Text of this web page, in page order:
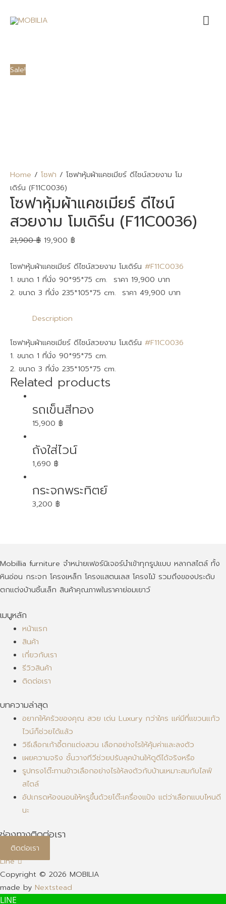
Sale!
Home / โซฟา / โซฟาหุ้มผ้าแคชเมียร์ ดีไซน์สวยงาม โม
เดิร์น (F11C0036)
โซฟาหุ้มผ้าแคชเมียร์ ดีไซน์
สวยงาม โมเดิร์น (F11C0036)
21,900฿ 19,900 ฿
โซฟาหุ้มผ้าแคชเมียร์ ดีไซน์สวยงาม โมเดิร์น #F11C0036
1. ขนาด 1 ที่นั่ง 90*95*75 cm. ราคา 19,900 บาท
2. ขนาด 3 ที่นั่ง 235*105*75 cm. ราคา 49,900 บาท
Description
โซฟาหุ้มผ้าแคชเมียร์ ดีไซน์สวยงาม โมเดิร์น #F11C0036
1. ขนาด 1 ที่นั่ง 90*95*75 cm.
2. ขนาด 3 ที่นั่ง 235*105*75 cm.
Related products
รถเข็นสีทอง
15,900 ฿
ถังใส่ไวน์
1,690 ฿
กระจกพระทิตย์
3,200 ฿
Mobillia furniture จำหน่ายเฟอร์นิเจอร์นำเข้าทุกรูปแบบ หลากสไตล์ ทั้ง
หินอ่อน กระจก โครงเหล็ก โครงแสตนเลส โครงไม้ รวมถึงของประดับ
ตกแต่งบ้านชิ้นเล็ก สินค้าคุณภาพในราคาย่อมเยาว์
เมนูหลัก
หน้าแรก
สินค้า
เกี่ยวกับเรา
รีวิวสินค้า
ติดต่อเรา
บทความล่าสุด
อยากให้ครัวของคุณ สวย เด่น Luxury กว่าใคร แค่มีที่แขวนแก้ว
ไวน์ก็ช่วยได้แล้ว
วิธีเลือกเก้าอี้ตกแต่งสวน เลือกอย่างไรให้คุ้มค่าและลงตัว
เผยความจริง ชั้นวางทีวีช่วยปรับลุคบ้านให้ดูดีได้จริงหรือ
รูปทรงโต๊ะทานข้าวเลือกอย่างไรให้ลงตัวกับบ้านเหมาะสมกับไลฟ์
สไตล์
อัปเกรดห้องนอนให้หรูขึ้นด้วยโต๊ะเครื่องแป้ง แต่ว่าเลือกแบบไหนดี
นะ
ช่องทางติดต่อเรา
ติดต่อเรา
Line
Copyright © 2026 MOBILIA
made by Nextstead
LINE